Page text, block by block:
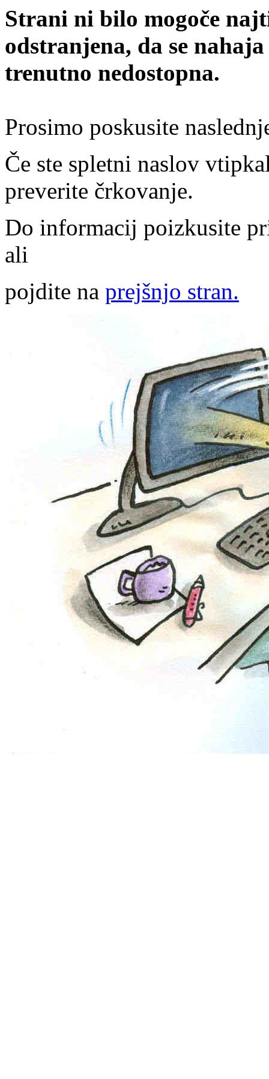
Strani ni bilo mogoče
odstranjena, da se
trenutno nedostopna.
Prosimo poskusite
Če ste spletni naslov
preverite črkovanje.
Do informacij poizkusite
ali
pojdite na prejšnjo stran.